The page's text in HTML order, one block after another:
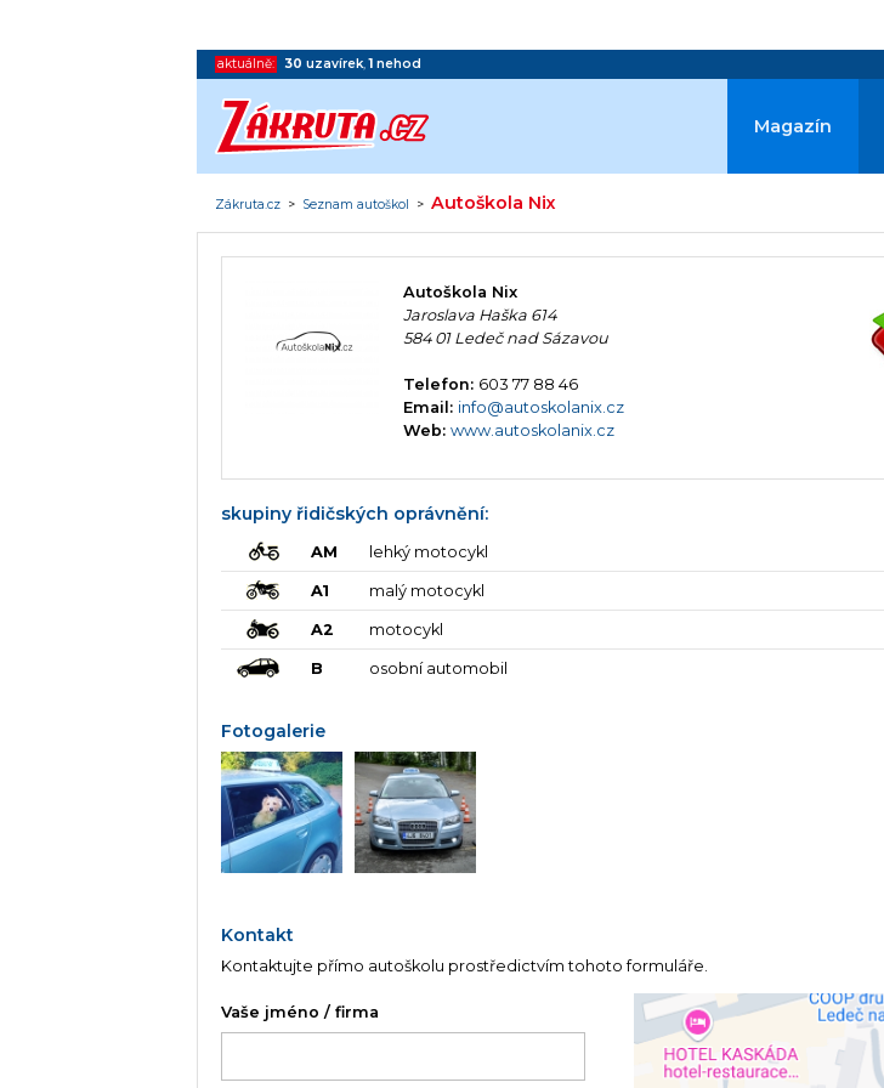
aktuálně: 30 uzavírek,1 nehod
Magazín
Zákruta.cz > Seznam autoškol >Autoškola Nix
Autoškola Nix
Jaroslava Haška 614
584 01 Ledeč nad Sázavou
Telefon: 603 77 88 46
Email: info@autoskolanix.cz
Web:www.autoskolanix.cz
skupiny řidičských oprávnění:
AM lehký motocykl
A1 malý motocykl
A2 motocykl
B osobní automobil
Fotogalerie
Kontakt
Kontaktujte přímo autoškolu prostředictvím tohoto formuláře.
Vaše jméno / firma